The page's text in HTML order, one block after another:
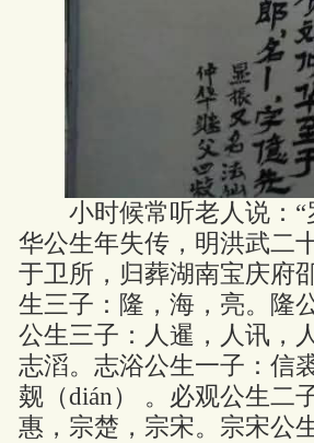
小时候常听老人说：“
华公生年失传，明洪武二
于卫所，归葬湖南宝庆府
生三子：隆，海，亮。隆
公生三子：人暹，人讯，
志滔。志浴公生一子：信
觌（dián） 。必观公生二
惠，宗楚，宗宋。宗宋公